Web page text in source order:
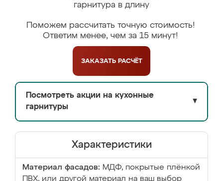
гарнитура в длину
Поможем рассчитать точную стоимость!
Ответим менее, чем за 15 минут!
ЗАКАЗАТЬ РАСЧЁТ
Посмотреть акции на кухонные
гарнитуры
▼
Характеристики
Материал фасадов: МДФ, покрытые плёнкой
ПВХ, или другой материал на ваш выбор